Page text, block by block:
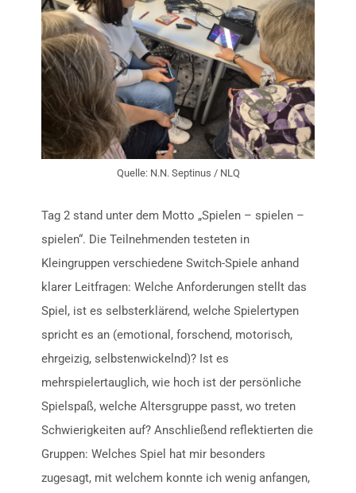
Quelle: N.N. Septinus / NLQ
Tag 2 stand unter dem Motto „Spielen – spielen –
spielen“. Die Teilnehmenden testeten in
Kleingruppen verschiedene Switch-Spiele anhand
klarer Leitfragen: Welche Anforderungen stellt das
Spiel, ist es selbsterklärend, welche Spielertypen
spricht es an (emotional, forschend, motorisch,
ehrgeizig, selbstenwickelnd)? Ist es
mehrspielertauglich, wie hoch ist der persönliche
Spielspaß, welche Altersgruppe passt, wo treten
Schwierigkeiten auf? Anschließend reflektierten die
Gruppen: Welches Spiel hat mir besonders
zugesagt, mit welchem konnte ich wenig anfangen,